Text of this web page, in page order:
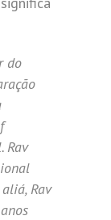
do
Rav
Rav